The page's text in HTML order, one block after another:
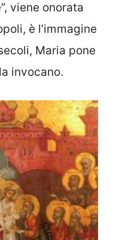
viene onorata
è l’immagine
Maria pone
invocano.